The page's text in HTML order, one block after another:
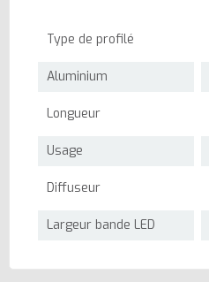
Type de profilé
Aluminium
Longueur
Usage
Diffuseur
Largeur bande LED